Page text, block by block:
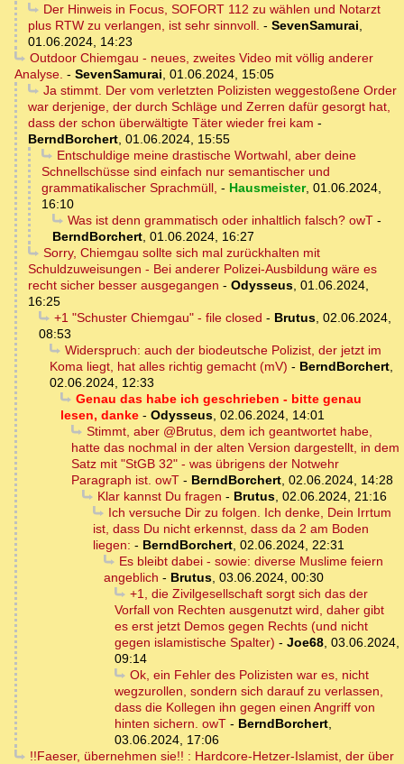
Der Hinweis in Focus, SOFORT 112 zu wählen und Notarzt
plus RTW zu verlangen, ist sehr sinnvoll. - SevenSamurai,
01.06.2024, 14:23
Outdoor Chiemgau - neues, zweites Video mit völlig anderer
Analyse. - SevenSamurai, 01.06.2024, 15:05
Ja stimmt. Der vom verletzten Polizisten weggestoßene Order
war derjenige, der durch Schläge und Zerren dafür gesorgt hat,
dass der schon überwältigte Täter wieder frei kam -
BerndBorchert, 01.06.2024, 15:55
Entschuldige meine drastische Wortwahl, aber deine
Schnellschüsse sind einfach nur semantischer und
grammatikalischer Sprachmüll, - Hausmeister, 01.06.2024,
16:10
Was ist denn grammatisch oder inhaltlich falsch? owT-
BerndBorchert, 01.06.2024, 16:27
Sorry, Chiemgau sollte sich mal zurückhalten mit
Schuldzuweisungen - Bei anderer Polizei-Ausbildung wäre es
recht sicher besser ausgegangen - Odysseus, 01.06.2024,
16:25
+1 "Schuster Chiemgau" - file closed - Brutus, 02.06.2024,
08:53
Widerspruch: auch der biodeutsche Polizist, der jetzt im
Koma liegt, hat alles richtig gemacht (mV) - BerndBorchert,
02.06.2024, 12:33
Genau das habe ich geschrieben - bitte genau
lesen, danke - Odysseus, 02.06.2024, 14:01
Stimmt, aber @Brutus, dem ich geantwortet habe,
hatte das nochmal in der alten Version dargestellt, in dem
Satz mit "StGB 32" - was übrigens der Notwehr
Paragraph ist. owT - BerndBorchert, 02.06.2024, 14:28
Klar kannst Du fragen - Brutus, 02.06.2024, 21:16
Ich versuche Dir zu folgen. Ich denke, Dein Irrtum
ist, dass Du nicht erkennst, dass da 2 am Boden
liegen: - BerndBorchert, 02.06.2024, 22:31
Es bleibt dabei - sowie: diverse Muslime feiern
angeblich - Brutus, 03.06.2024, 00:30
+1, die Zivilgesellschaft sorgt sich das der
Vorfall von Rechten ausgenutzt wird, daher gibt
es erst jetzt Demos gegen Rechts (und nicht
gegen islamistische Spalter) - Joe68, 03.06.2024,
09:14
Ok, ein Fehler des Polizisten war es, nicht
wegzurollen, sondern sich darauf zu verlassen,
dass die Kollegen ihn gegen einen Angriff von
hinten sichern. owT - BerndBorchert,
03.06.2024, 17:06
!!Faeser, übernehmen sie!! : Hardcore-Hetzer-Islamist, der über